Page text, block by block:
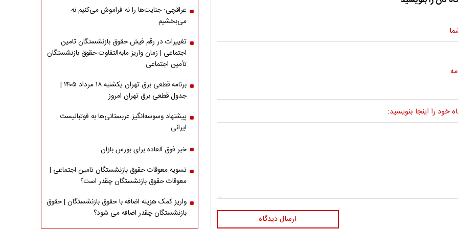
خود را اینجا بنویسید:
ارسال دیدگاه
عراقچی: جنایت‌ها را نه فراموش می‌کنیم نه
می‌بخشیم
تغییرات در رقم فیش حقوق بازنشستگان تامین
اجتماعی | زمان واریز مابه‌التفاوت حقوق بازنشستگان
تأمین اجتماعی
برنامه قطعی برق تهران یکشنبه ۱۸ مرداد ۱۴۰۵ |
جدول قطعی برق تهران امروز
پیشنهاد وسوسه‌انگیز عربستانی‌ها به فوتبالیست
ایرانی
خبر فوق العاده برای بورس بازان
تسویه معوقات حقوق بازنشستگان تامین اجتماعی |
معوقات حقوق بازنشستگان چقدر است؟
واریز کمک هزینه اضافه با حقوق بازنشستگان | حقوق
بازنشستگان چقدر اضافه می شود؟